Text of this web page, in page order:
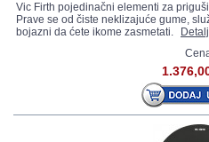
Vic Firth pojedinačni elementi za
Prave se od čiste neklizajuće gume,
bojazni da ćete ikome zasmetati.